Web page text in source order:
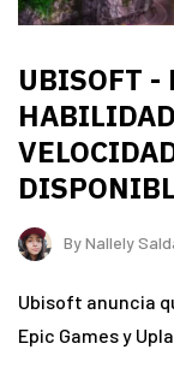
UBISOFT -
ByNallely
Ubisoft anuncia
Epic Games y